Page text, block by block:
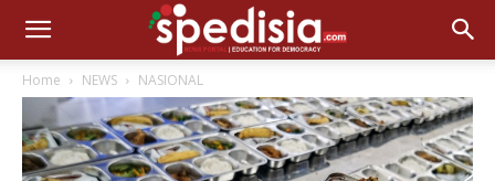
Home NEWS NASIONAL